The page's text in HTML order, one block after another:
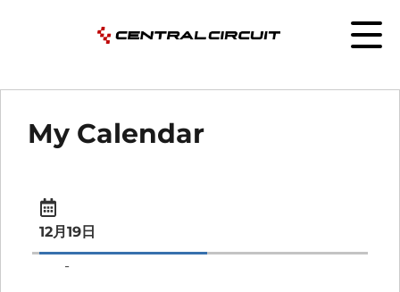
My Calendar
12月19日
-